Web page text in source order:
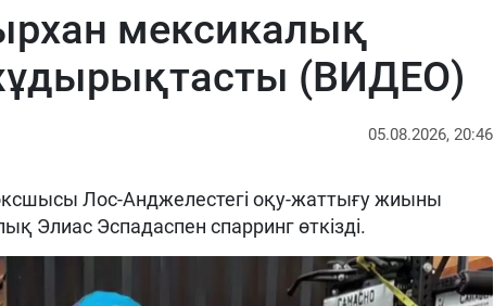
мексикалық
(ВИДЕО)
05.08.2026, 20:46
Лос-Анджелестегі оқу-жаттығу жиыны
Элиас Эспадаспен спарринг өткізді.